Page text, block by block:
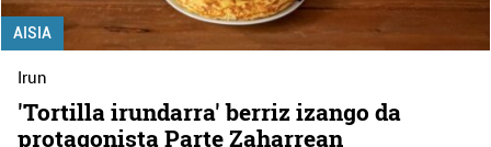
AISIA
Irun
'Tortilla irundarra' berriz izango da
protagonista Parte Zaharrean